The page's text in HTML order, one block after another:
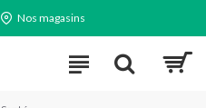
Nos magasins